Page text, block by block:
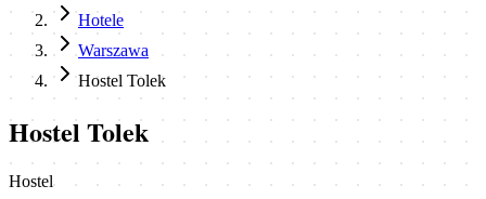
Hotele
Warszawa
Hostel Tolek
Hostel Tolek
Hostel